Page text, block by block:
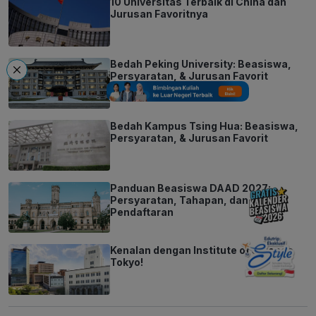
Jurusan Favoritnya
Bedah Peking University: Beasiswa,
Persyaratan, & Jurusan Favorit
Bedah Kampus Tsing Hua: Beasiswa,
Persyaratan, & Jurusan Favorit
Panduan Beasiswa DAAD 2027:
Persyaratan, Tahapan, dan Jadwal
Pendaftaran
Kenalan dengan Institute of Science
Tokyo!